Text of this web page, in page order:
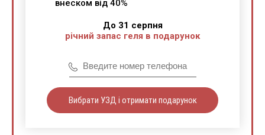
внеском від 40%
До 31 серпня
річний запас геля в подарунок
Вибрати УЗД і отримати подарунок